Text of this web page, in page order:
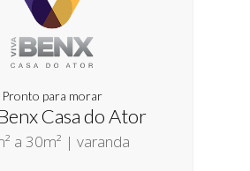
Pronto para morar
Casa do Ator
a 30m² | varanda